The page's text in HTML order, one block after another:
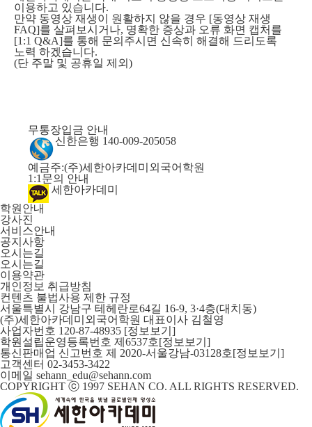
이용하고 있습니다.
만약 동영상 재생이 원활하지 않을 경우 [동영상 재생
FAQ]를 살펴보시거나, 명확한 증상과 오류 화면 캡처를
[1:1 Q&A]를 통해 문의주시면 신속히 해결해 드리도록
노력 하겠습니다.
(단 주말 및 공휴일 제외)
무통장입금 안내
신한은행 140-009-205058
예금주:(주)세한아카데미외국어학원
1:1문의 안내
세한아카데미
학원안내
강사진
서비스안내
공지사항
오시는길
오시는길
이용약관
개인정보 취급방침
컨텐츠 불법사용 제한 규정
서울특별시 강남구 테헤란로64길 16-9, 3·4층(대치동)
(주)세한아카데미외국어학원 대표이사 김철영
사업자번호 120-87-48935 [정보보기]
학원설립운영등록번호 제6537호[정보보기]
통신판매업 신고번호 제 2020-서울강남-03128호[정보보기]
고객센터 02-3453-3422
이메일 sehann_edu@sehann.com
COPYRIGHT ⓒ 1997 SEHAN CO. ALL RIGHTS RESERVED.